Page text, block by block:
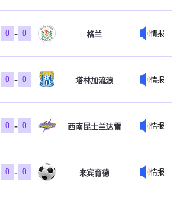
0 - 0 格兰 情报
0 - 0 塔林加流浪 情报
0 - 0 西南昆士兰达雷 情报
0 - 0 来宾育德 情报